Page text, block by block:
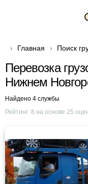
Главная Поиск
Перевозка
Нижнем
Найдено 4 службы
Рейтинг: 8 на основе 25